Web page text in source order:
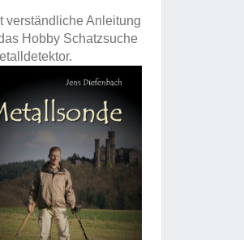
verständliche Anleitung
Hobby Schatzsuche